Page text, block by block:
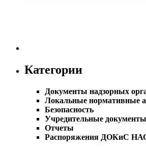
Категории
Документы надзорных
Локальные нормативные
Безопасность
Учредительные документы
Отчеты
Распоряжения ДОКиС